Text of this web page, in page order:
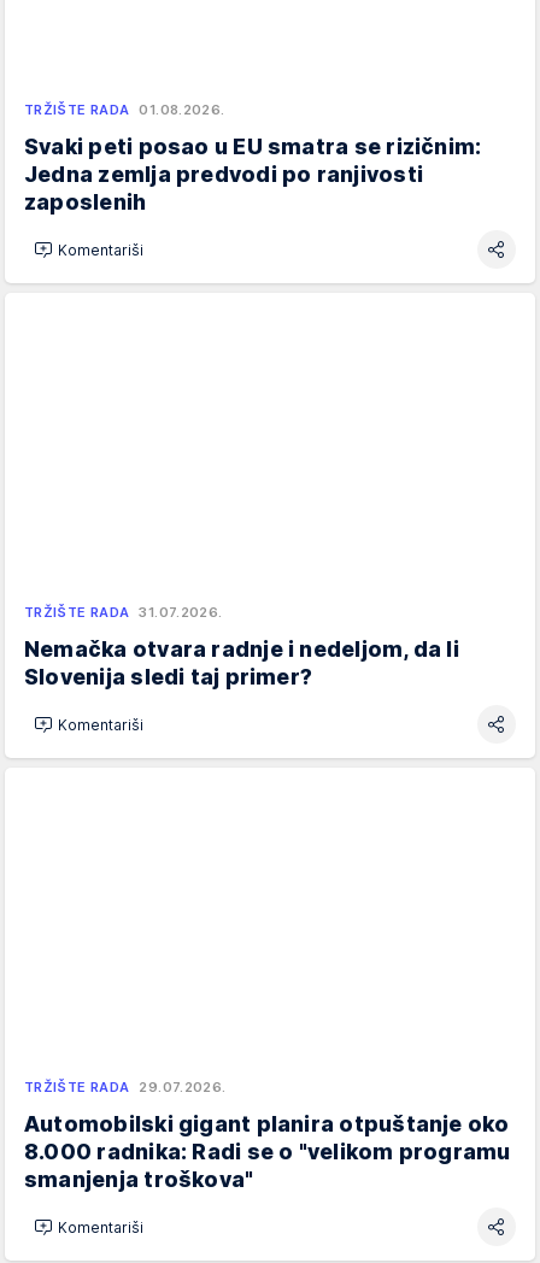
TRŽIŠTE RADA 01.08.2026.
Svaki peti posao u EU smatra se rizičnim:
Jedna zemlja predvodi po ranjivosti
zaposlenih
Komentariši
TRŽIŠTE RADA 31.07.2026.
Nemačka otvara radnje i nedeljom, da li
Slovenija sledi taj primer?
Komentariši
TRŽIŠTE RADA 29.07.2026.
Automobilski gigant planira otpuštanje oko
8.000 radnika: Radi se o "velikom programu
smanjenja troškova"
Komentariši